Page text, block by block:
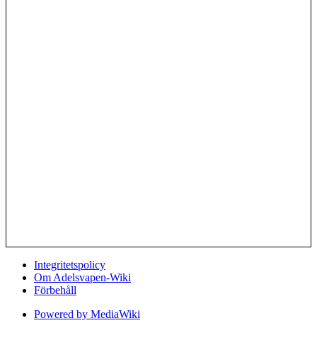
Integritetspolicy
Om Adelsvapen-Wiki
Förbehåll
Powered by MediaWiki